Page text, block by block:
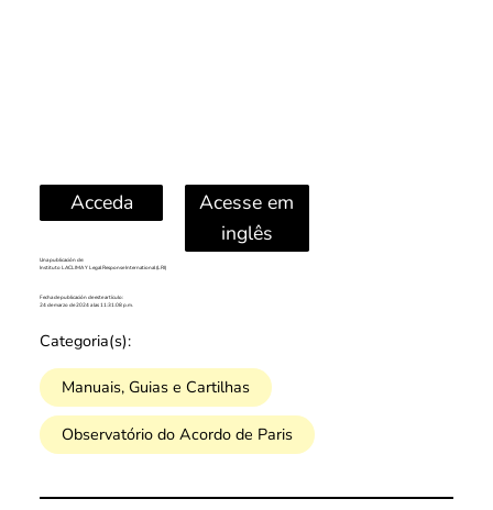
Acceda
Acesse em
inglês
Una publicación de:
Instituto LACLIMA Y Legal Response International (LRI)
Fecha de publicación de este artículo:
24 de marzo de 2024 a las 11:31:08 p.m.
Categoria(s):
Manuais, Guias e Cartilhas
Observatório do Acordo de Paris